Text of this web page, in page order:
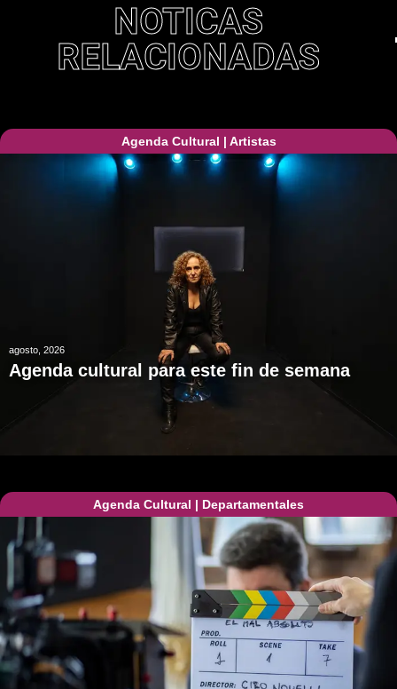
NOTICAS
RELACIONADAS
Agenda Cultural | Artistas
agosto, 2026
Agenda cultural para este fin de semana
Agenda Cultural | Departamentales